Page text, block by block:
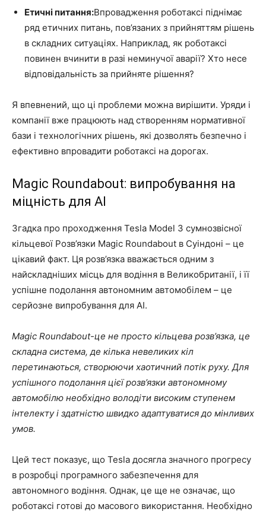
Етичні питання:Впровадження роботаксі піднімає
ряд етичних питань, пов’язаних з прийняттям рішень
в складних ситуаціях. Наприклад, як роботаксі
повинен вчинити в разі неминучої аварії? Хто несе
відповідальність за прийняте рішення?
Я впевнений, що ці проблеми можна вирішити. Уряди і
компанії вже працюють над створенням нормативної
бази і технологічних рішень, які дозволять безпечно і
ефективно впровадити роботаксі на дорогах.
Magic Roundabout: випробування на
міцність для AI
Згадка про проходження Tesla Model 3 сумнозвісної
кільцевої Розв’язки Magic Roundabout в Суіндоні – це
цікавий факт. Ця розв’язка вважається одним з
найскладніших місць для водіння в Великобританії, і її
успішне подолання автономним автомобілем – це
серйозне випробування для AI.
Magic Roundabout-це не просто кільцева розв’язка, це
складна система, де кілька невеликих кіл
перетинаються, створюючи хаотичний потік руху. Для
успішного подолання цієї розв’язки автономному
автомобілю необхідно володіти високим ступенем
інтелекту і здатністю швидко адаптуватися до мінливих
умов.
Цей тест показує, що Tesla досягла значного прогресу
в розробці програмного забезпечення для
автономного водіння. Однак, це ще не означає, що
роботаксі готові до масового використання. Необхідно